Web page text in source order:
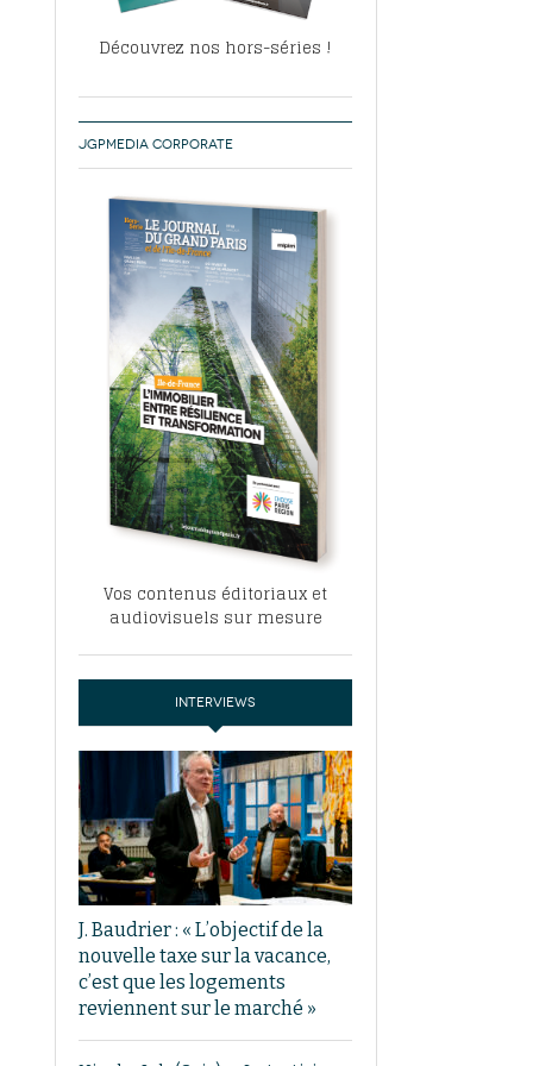
Découvrez nos hors-séries !
JGPMEDIA CORPORATE
Vos contenus éditoriaux et
audiovisuels sur mesure
INTERVIEWS
J. Baudrier : « L’objectif de la
nouvelle taxe sur la vacance,
c’est que les logements
reviennent sur le marché »